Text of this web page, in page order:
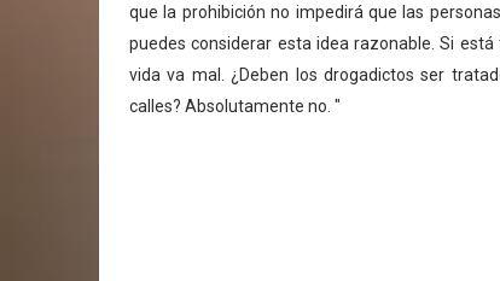
que la prohibición no impedirá que las
puedes considerar esta idea razonable. Si
vida va mal. ¿Deben los drogadictos ser
calles? Absolutamente no. "